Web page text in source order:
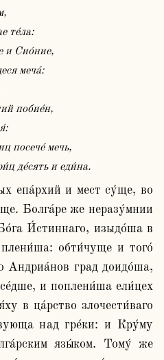
те́ла:
и Сио́ние,
меча́:
побие́н,
посече́ мечь,
де́сять и еди́на.
Болга́ре же неразу́мнии
И́стиннаго, изыдо́ша в
обти́чуще и того́
Андриа́нов град доидо́ша,
и поплени́ша ели́цех
в ца́рство злочести́ваго
над гре́ки: и Кру́му
язы́ком. Тому́ же